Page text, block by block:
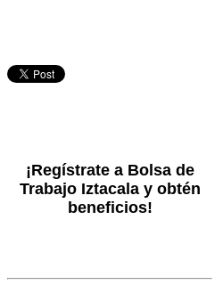
¡Regístrate a Bolsa de
Trabajo Iztacala y obtén
beneficios!